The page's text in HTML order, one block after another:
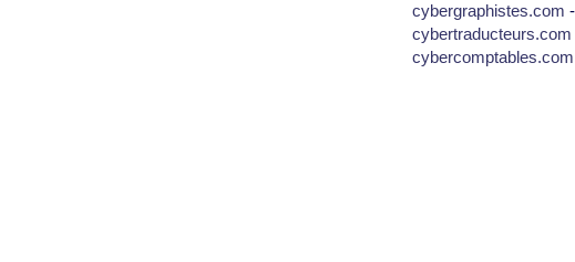
cybergraphistes.com
cybertraducteurs.com
cybercomptables.com